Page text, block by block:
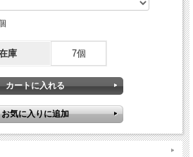
ご注意ください。
」
高台や高台脇を削り全体の形を整えしっかり乾燥
をしっかりチェックして完成となりますが、樋口
なり鬼白という作風のお手本とした、三輪休和氏
ようなしっとりとした風合いで、その縮みが多す
栄えによって特・松・竹・梅とランク分けをし価
庫 7個